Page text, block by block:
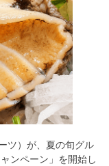
ツ）が、夏の旬グル
ンペーン」を開始し